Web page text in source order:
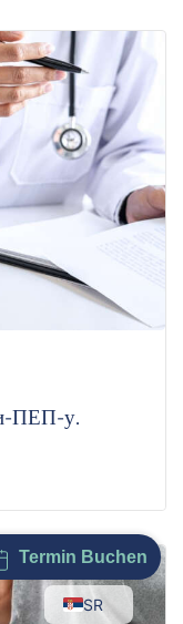
ПЕП-у.
SR
Termin Buchen